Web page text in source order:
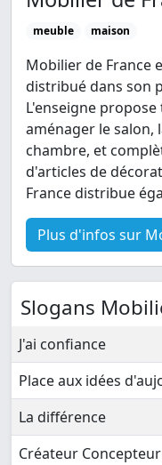
meuble maison
Mobilier de France
distribué dans son
L'enseigne
aménager le salon,
chambre, et
d'articles de
France distribue
Plus d'infos sur
Slogans
J'ai confiance
Place aux idées
La différence
Créateur Concepteur